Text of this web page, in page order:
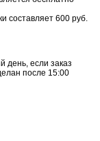
составляет 600 руб.
день, если заказ
после 15:00